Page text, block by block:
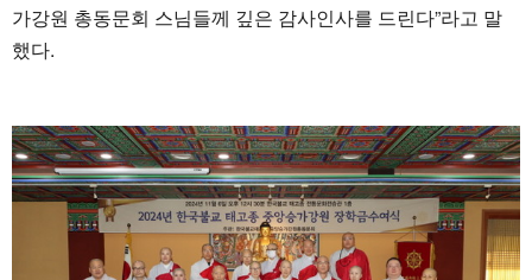
가강원 총동문회 스님들께 깊은 감사인사를 드린다”라고 말
했다.